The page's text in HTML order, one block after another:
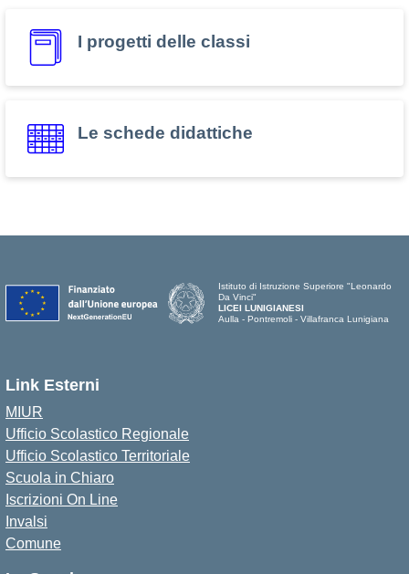
I progetti delle classi
Le schede didattiche
Istituto di Istruzione Superiore "Leonardo
Da Vinci"
LICEI LUNIGIANESI
Aulla - Pontremoli - Villafranca Lunigiana
Link Esterni
MIUR
Ufficio Scolastico Regionale
Ufficio Scolastico Territoriale
Scuola in Chiaro
Iscrizioni On Line
Invalsi
Comune